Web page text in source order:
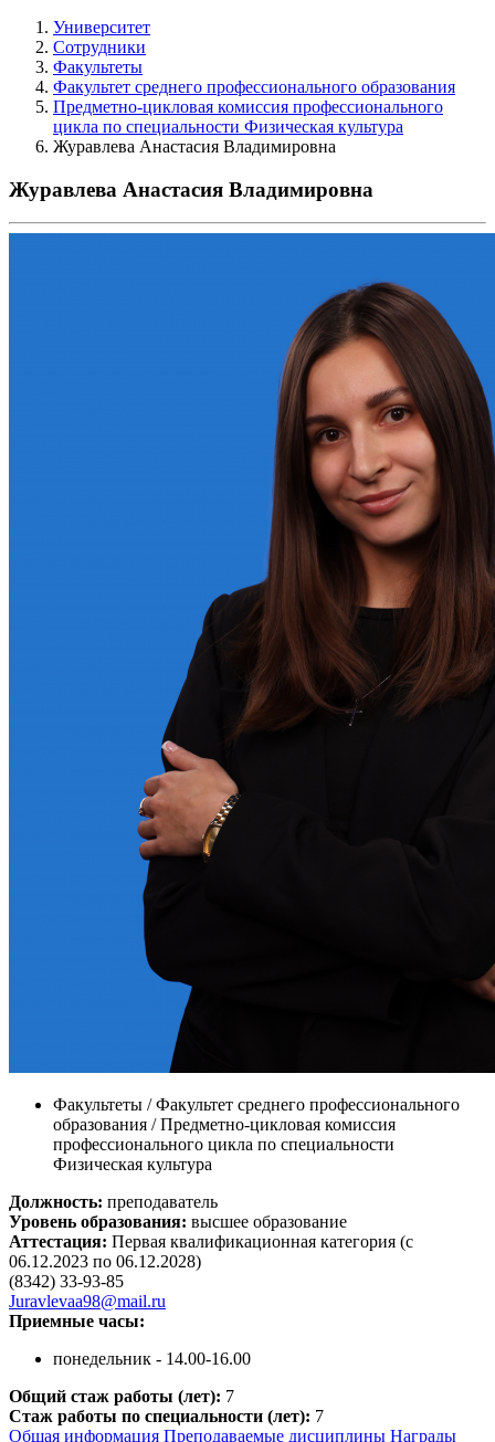
Университет
Сотрудники
Факультеты
Факультет среднего профессионального образования
Предметно-цикловая комиссия профессионального
цикла по специальности Физическая культура
Журавлева Анастасия Владимировна
Журавлева Анастасия Владимировна
Факультеты / Факультет среднего профессионального
образования / Предметно-цикловая комиссия
профессионального цикла по специальности
Физическая культура
Должность: преподаватель
Уровень образования: высшее образование
Аттестация: Первая квалификационная категория (с
06.12.2023 по 06.12.2028)
(8342) 33-93-85
Juravlevaa98@mail.ru
Приемные часы:
понедельник - 14.00-16.00
Общий стаж работы (лет): 7
Стаж работы по специальности (лет): 7
Общая информация Преподаваемые дисциплины Награды